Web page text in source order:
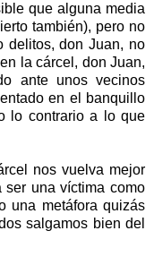
que alguna media
también), pero no
delitos, don Juan, no
la cárcel, don Juan,
ante unos vecinos
en el banquillo
lo contrario a lo que
nos vuelva mejor
ser una víctima como
una metáfora quizás
salgamos bien del